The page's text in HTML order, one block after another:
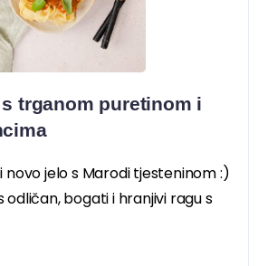
trganom puretinom i
novo jelo s Marodi tjesteninom :)
odličan, bogati i hranjivi ragu s